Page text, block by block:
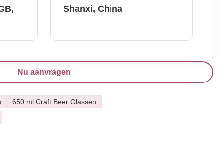
Shanxi, China
Nu aanvragen
650 ml Craft Beer Glassen